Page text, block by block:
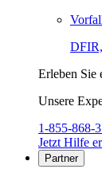
Erleben Sie
Unsere
1-855-868-
Jetzt Hilfe
Partner